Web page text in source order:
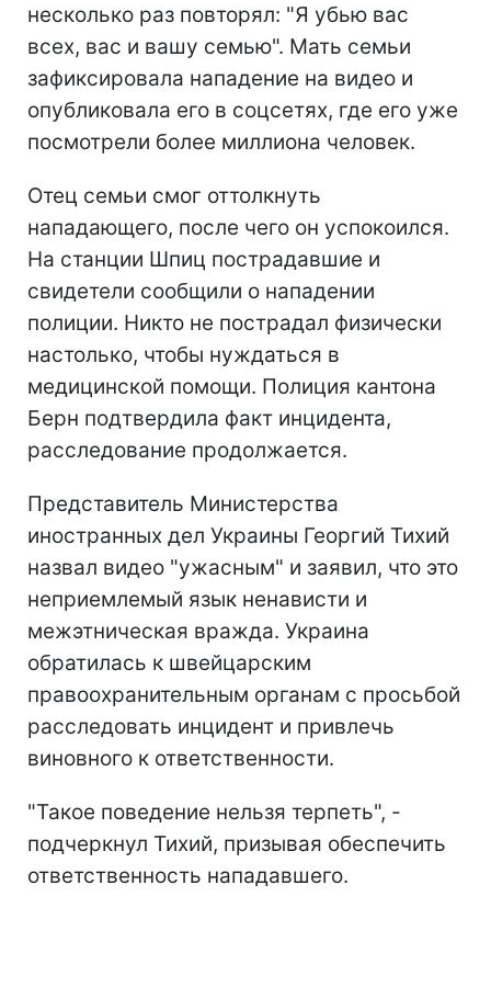
несколько раз повторял: "Я убью вас
всех, вас и вашу семью". Мать семьи
зафиксировала нападение на видео и
опубликовала его в соцсетях, где его уже
посмотрели более миллиона человек.
Отец семьи смог оттолкнуть
нападающего, после чего он успокоился.
На станции Шпиц пострадавшие и
свидетели сообщили о нападении
полиции. Никто не пострадал физически
настолько, чтобы нуждаться в
медицинской помощи. Полиция кантона
Берн подтвердила факт инцидента,
расследование продолжается.
Представитель Министерства
иностранных дел Украины Георгий Тихий
назвал видео "ужасным" и заявил, что это
неприемлемый язык ненависти и
межэтническая вражда. Украина
обратилась к швейцарским
правоохранительным органам с просьбой
расследовать инцидент и привлечь
виновного к ответственности.
"Такое поведение нельзя терпеть", -
подчеркнул Тихий, призывая обеспечить
ответственность нападавшего.